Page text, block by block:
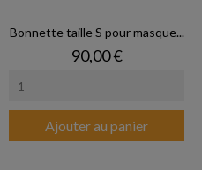
Bonnette taille S pour masque...
Prix
90,00 €
Ajouter au panier